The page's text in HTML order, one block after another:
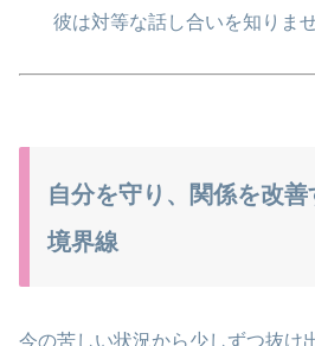
彼は対等な話し合いを知りませ
自分を守り、関係を改
境界線
今の苦しい状況から少しずつ抜け